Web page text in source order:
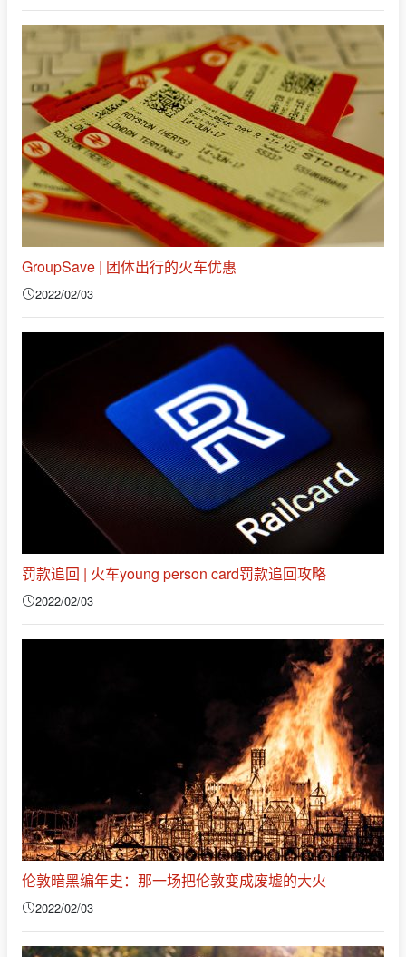
GroupSave | 团体出行的火车优惠
2022/02/03
罚款追回 | 火车young person card罚款追回攻略
2022/02/03
伦敦暗黑编年史：那一场把伦敦变成废墟的大火
2022/02/03